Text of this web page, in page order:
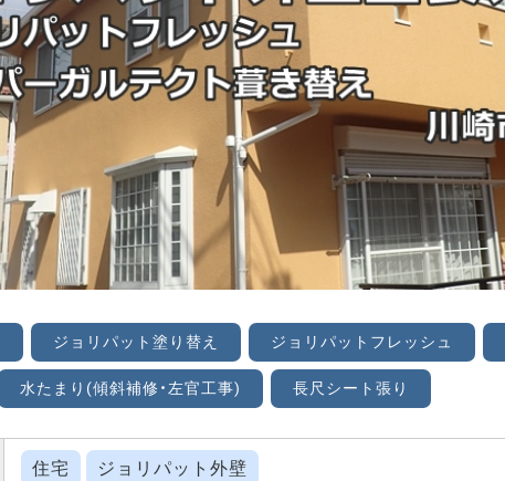
ジョリパット塗り替え ジョリパットフレッシュ
水たまり(傾斜補修・左官工事) 長尺シート張り
住宅 ジョリパット外壁